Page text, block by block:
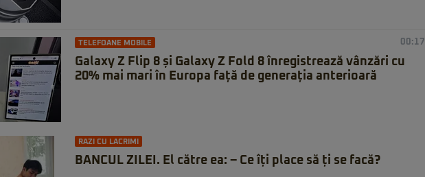
TELEFOANE MOBILE 00:17
Galaxy Z Flip 8 și Galaxy Z Fold 8 înregistrează vânzări cu
20% mai mari în Europa față de generația anterioară
RAZI CU LACRIMI
BANCUL ZILEI. El către ea: – Ce îți place să ți se facă?